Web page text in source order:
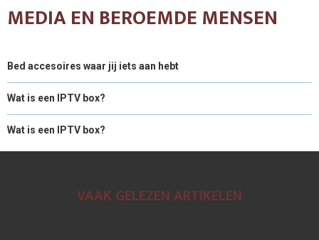
MEDIA EN BEROEMDE MENSEN
Bed accesoires waar jij iets aan hebt
Wat is een IPTV box?
Wat is een IPTV box?
VAAK GELEZEN ARTIKELEN